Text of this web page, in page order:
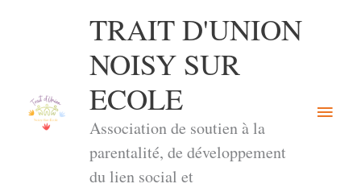
TRAIT D'UNION
NOISY SUR
ECOLE
Association de soutien à la
parentalité, de développement
du lien social et
Menu